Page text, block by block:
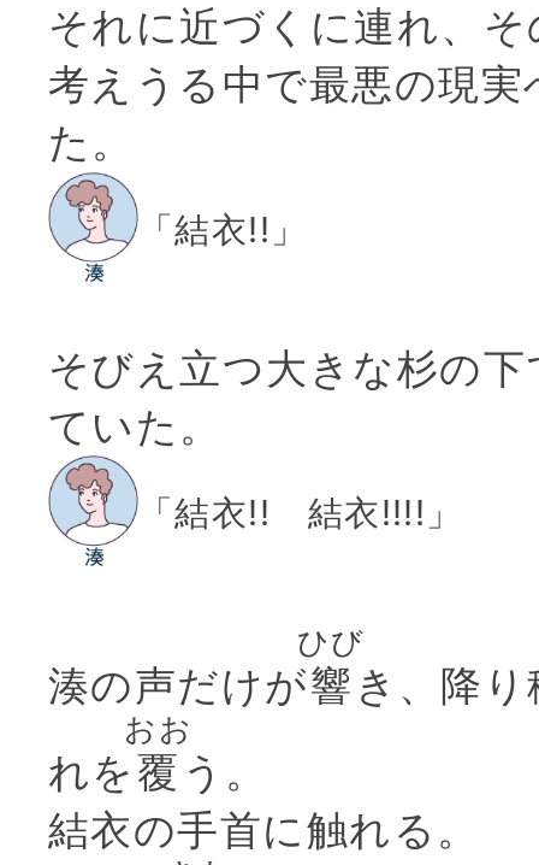
それに近づくに連れ、
考えうる中で最悪の現
た。
「結衣!!」
そびえ立つ大きな杉の
ていた。
「結衣!! 結衣!!!!」
湊の声だけが響
ひび
き、降
れを覆
おお
う。
結衣の手首に触れる。